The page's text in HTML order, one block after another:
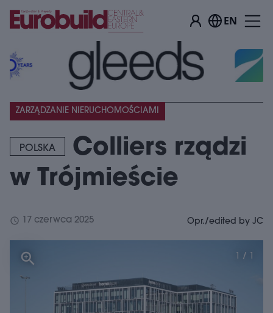
EN
POLSKA
Colliers rządzi
w Trójmieście
ZARZĄDZANIE NIERUCHOMOŚCIAMI
schedule 17 czerwca 2025 Opr./edited by JC
1 / 1